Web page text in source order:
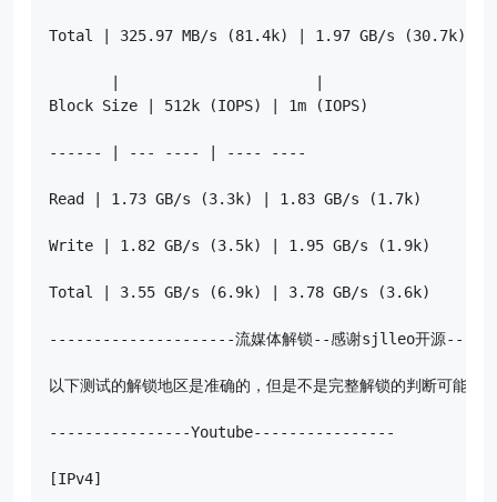
Total | 325.97 MB/s (81.4k) | 1.97 GB/s (30.7k)
|
Block Size | 512k (IOPS) | 1m (IOPS)
------ | --- ---- | ---- ----
Read | 1.73 GB/s (3.3k) | 1.83 GB/s (1.7k)
Write | 1.82 GB/s (3.5k) | 1.95 GB/s (1.9k)
Total | 3.55 GB/s (6.9k) | 3.78 GB/s (3.6k)
---------------------流媒体解锁--感谢sjlleo开源
以下测试的解锁地区是准确的，但是不是完整解锁的判断可能有
----------------Youtube----------------
[IPv4]